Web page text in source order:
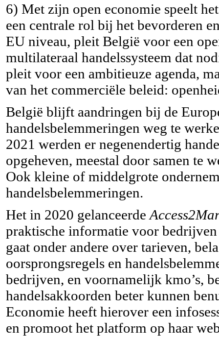
6) Met zijn open economie speelt
een centrale rol bij het bevorderen
EU niveau, pleit België voor een
multilateraal handelssysteem dat
pleit voor een ambitieuze agenda,
van het commerciële beleid:
België blijft aandringen bij de
handelsbelemmeringen weg te
2021 werden er negenendertig
opgeheven, meestal door samen te
Ook kleine of middelgrote
handelsbelemmeringen.
Het in 2020 gelanceerde
praktische informatie voor
gaat onder andere over tarieven,
oorsprongsregels en
bedrijven, en voornamelijk kmo’s,
handelsakkoorden beter kunnen
Economie heeft hierover een
en promoot het platform op haar